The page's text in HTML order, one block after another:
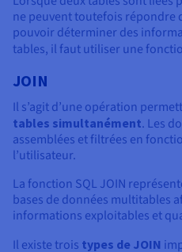
ne peuvent toutefois répondre
pouvoir déterminer des
tables, il faut utiliser une
JOIN
Il s’agit d’une opération
tables simultanément. Les
assemblées et filtrées en
l’utilisateur.
La fonction SQL JOIN
bases de données multitables
informations exploitables et
Il existe trois types de JOIN